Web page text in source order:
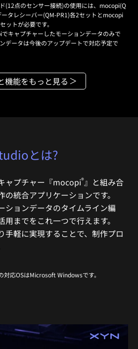
(12点のセンサー接続)の使用には、mocopi(Q
タレシーバー(QM-PR1)各2セットとmocopi
ットが必要です。
キャプチャーしたモーションデータのみで
データは今後のアップデートで対応予定で
機能をもっと見る
とは?
ャプチャー『mocopi®』と組み合
統合アプリケーションです。
ションデータのタイムライン編
までをこれ一つで行えます。
手軽に実現することで、制作プロ
応OSはMicrosoft Windowsです。